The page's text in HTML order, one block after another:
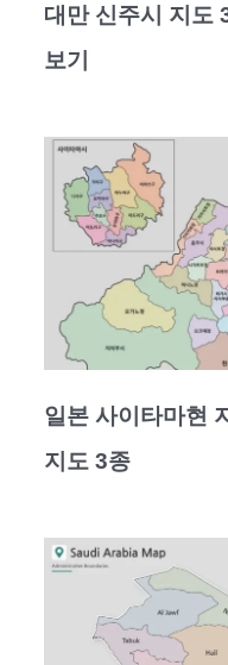
대만 신주시 지도
보기
일본 사이타마현
지도 3종